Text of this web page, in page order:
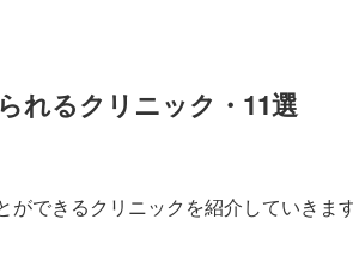
れるクリニック・11選
できるクリニックを紹介していきます